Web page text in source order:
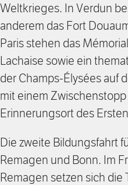
Weltkrieges. In Verdun
anderem das Fort
Paris stehen das
Lachaise sowie ein
der Champs-Élysées auf
mit einem
Erinnerungsort des
Die zweite Bildungsfahrt
Remagen und Bonn. Im
Remagen setzen sich